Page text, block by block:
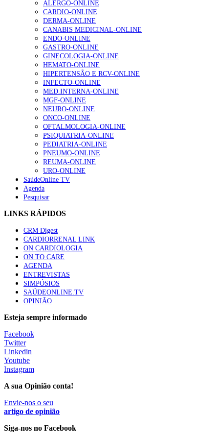
gesto conta e cada profissional faz a diferença”
202 visualizações
Alguns milhares de utentes podem ficar sem médico de
família com nova regras do registo, alerta associação
175 visualizações
Quase quatro em cada dez doentes com enfarte
apresentavam níveis elevados de Lp(a), revela estudo
86 visualizações
“Os programas de rastreio do cancro do pulmão são
custo-efetivos e representam um investimento
sustentável para os sistemas de saúde”
66 visualizações
Trodelvy aprovado para primeira linha no cancro da
elegíveis para inibidores PD-(L)1
61 visualizações
Especialistas defendem mais potássio na alimentação
para ajudar a controlar a hipertensão
57 visualizações
MAIS NOTÍCIAS
Sindicato diz que nova carreira de médicos dentistas reforça
estabilidade no SNS
6 Ago, 2026
Mais de 400 utentes beneficiaram de comparticipação reforçada
para tratamentos de infertilidade na Madeira
6 Ago, 2026 0 Comments
ALERGO-ONLINE
CARDIO-ONLINE
DERMA-ONLINE
CANABIS MEDICINAL-ONLINE
ENDO-ONLINE
GASTRO-ONLINE
GINECOLOGIA-ONLINE
HEMATO-ONLINE
HIPERTENSÃO E RCV-ONLINE
INFECTO-ONLINE
MED.INTERNA-ONLINE
MGF-ONLINE
NEURO-ONLINE
ONCO-ONLINE
OFTALMOLOGIA-ONLINE
PSIQUIATRIA-ONLINE
PEDIATRIA-ONLINE
PNEUMO-ONLINE
REUMA-ONLINE
URO-ONLINE
SaúdeOnline TV
Agenda
Pesquisar
LINKS RÁPIDOS
CRM Digest
CARDIORRENAL LINK
ON CARDIOLOGIA
ON TO CARE
AGENDA
ENTREVISTAS
SIMPÓSIOS
SAÚDEONLINE.TV
OPINIÃO
Esteja sempre informado
Facebook
Twitter
Linkedin
Youtube
Instagram
A sua Opinião conta!
Envie-nos o seu
artigo de opinião
Siga-nos no Facebook